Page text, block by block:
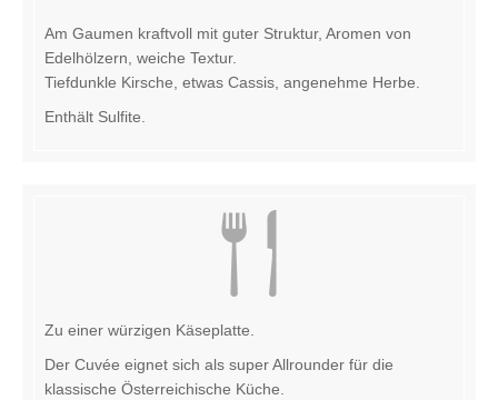
Am Gaumen kraftvoll mit guter Struktur, Aromen von
Edelhölzern, weiche Textur.
Tiefdunkle Kirsche, etwas Cassis, angenehme Herbe.
Enthält Sulfite.
Zu einer würzigen Käseplatte.
Der Cuvée eignet sich als super Allrounder für die
klassische Österreichische Küche.